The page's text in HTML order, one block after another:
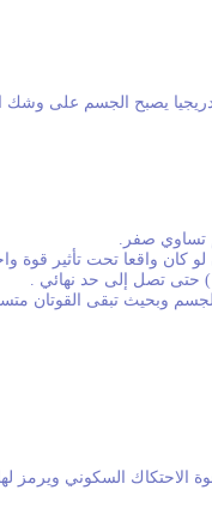
يصبح الجسم على
تساوي صفر.
كان واقعا تحت تأثير قوة
) حتى تصل إلى حد نهائي .
وبحيث تبقى القوتان
السكوني ويرمز